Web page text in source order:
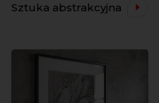
Sztuka abstrakcyjna